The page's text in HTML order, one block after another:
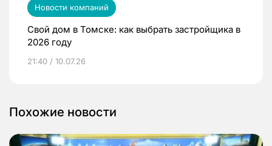
Новости компаний
Свой дом в Томске: как выбрать застройщика в
2026 году
21:40 / 10.07.26
Похожие новости